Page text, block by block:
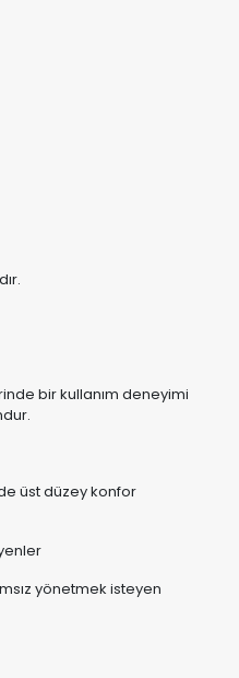
bir kullanım deneyimi
üst düzey konfor
yönetmek isteyen